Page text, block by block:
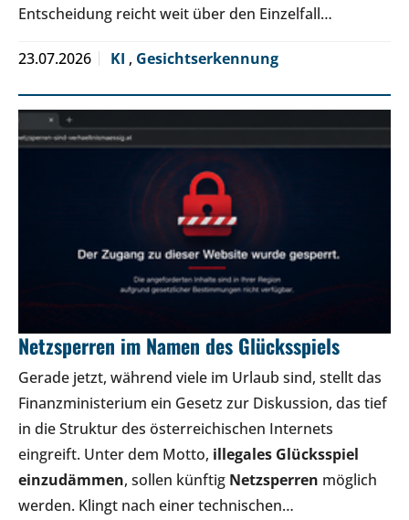
Entscheidung reicht weit über den Einzelfall…
23.07.2026 KI , Gesichtserkennung
Netzsperren im Namen des Glücksspiels
Gerade jetzt, während viele im Urlaub sind, stellt das
Finanzministerium ein Gesetz zur Diskussion, das tief
in die Struktur des österreichischen Internets
eingreift. Unter dem Motto, illegales Glücksspiel
einzudämmen, sollen künftig Netzsperren möglich
werden. Klingt nach einer technischen…